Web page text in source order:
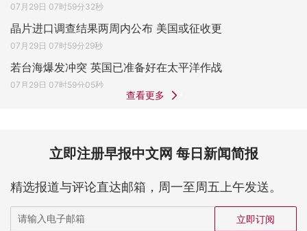
07月29日 07时59分32秒
晶片进口调查结果两周内公布 美国或征收更
07月29日 07时59分29秒
若台海爆发冲突 英国已准备好在太平洋作战
07月29日 07时59分05秒
查看更多
立即注册早报中文网 每日新闻简报
精选报道与评论直达邮箱，周一至周五上午发送。
立即订阅